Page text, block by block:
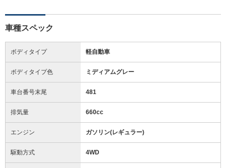
車種スペック
ボディタイプ 軽自動車
ボディタイプ色 ミディアムグレー
車台番号末尾 481
排気量 660cc
エンジン ガソリン(レギュラー)
駆動方式 4WD